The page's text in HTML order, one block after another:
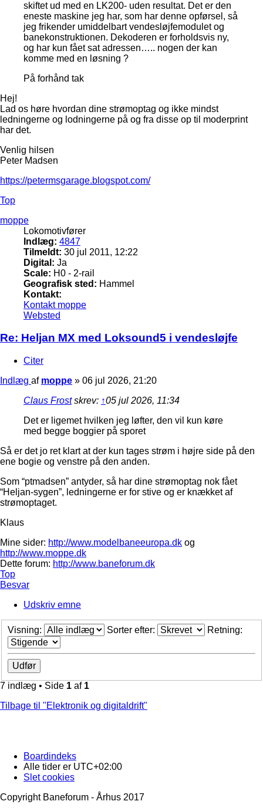
skiftet ud med en LK200- uden resultat. Det er den
eneste maskine jeg har, som har denne opførsel, så
jeg frikender umiddelbart vendesløjfemodulet og
banekonstruktionen. Dekoderen er forholdsvis ny,
og har kun fået sat adressen….. nogen der kan
komme med en løsning ?
På forhånd tak
Hej!
Lad os høre hvordan dine strømoptag og ikke mindst
ledningerne og lodningerne på og fra disse op til moderprint
har det.
Venlig hilsen
Peter Madsen
https://petermsgarage.blogspot.com/
Top
moppe
Lokomotivfører
Indlæg: 4847
Tilmeldt: 30 jul 2011, 12:22
Digital: Ja
Scale: H0 - 2-rail
Geografisk sted: Hammel
Kontakt:
Kontakt moppe
Websted
Re: Heljan MX med Loksound5 i vendesløjfe
Citer
Indlæg af moppe » 06 jul 2026, 21:20
Claus Frostskrev: ↑05 jul 2026, 11:34
Det er ligemet hvilken jeg løfter, den vil kun køre
med begge boggier på sporet
Så er det jo ret klart at der kun tages strøm i højre side på den
ene bogie og venstre på den anden.
Som “ptmadsen” antyder, så har dine strømoptag nok fået
“Heljan-sygen”, ledningerne er for stive og er knækket af
strømoptaget.
Klaus
Mine sider: http://www.modelbaneeuropa.dk og
http://www.moppe.dk
Dette forum: http://www.baneforum.dk
Top
Besvar
Udskriv emne
Visning: Sorter efter: Retning:
7 indlæg • Side 1 af 1
Tilbage til "Elektronik og digitaldrift"
Boardindeks
Alle tider er UTC+02:00
Slet cookies
Copyright Baneforum - Århus 2017